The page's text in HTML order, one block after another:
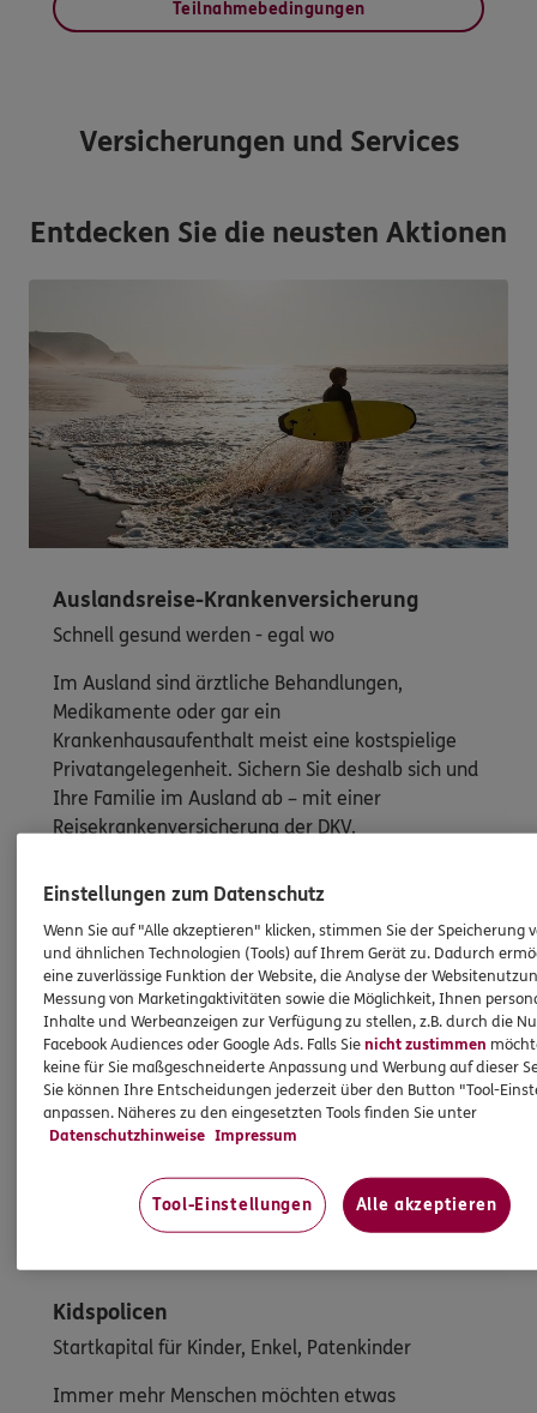
Teilnahmebedingungen
Versicherungen und Services
Entdecken Sie die neusten Aktionen
Auslandsreise-Krankenversicherung
Schnell gesund werden - egal wo
Im Ausland sind ärztliche Behandlungen,
Medikamente oder gar ein
Krankenhausaufenthalt meist eine kostspielige
Privatangelegenheit. Sichern Sie deshalb sich und
Ihre Familie im Ausland ab – mit einer
Reisekrankenversicherung der DKV.
Mehr erfahren
Kidspolicen
Startkapital für Kinder, Enkel, Patenkinder
Immer mehr Menschen möchten etwas
Einstellungen zum Datenschutz
Wenn Sie auf "Alle akzeptieren" klicken, stimmen Sie der Speicherung
und ähnlichen Technologien (Tools) auf Ihrem Gerät zu. Dadurch
eine zuverlässige Funktion der Website, die Analyse der
Messung von Marketingaktivitäten sowie die Möglichkeit, Ihnen
Inhalte und Werbeanzeigen zur Verfügung zu stellen, z.B. durch die
Facebook Audiences oder Google Ads. Falls Sienicht zustimmen
keine für Sie maßgeschneiderte Anpassung und Werbung auf dieser
Sie können Ihre Entscheidungen jederzeit über den Button "Tool-
anpassen. Näheres zu den eingesetzten Tools finden Sie unter
Datenschutzhinweise Impressum
Tool-Einstellungen Alle akzeptieren